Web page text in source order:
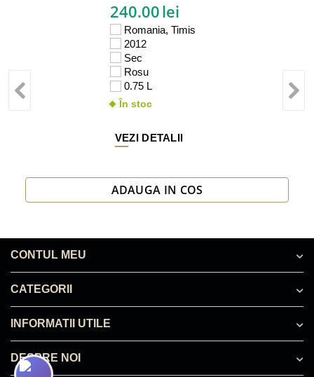
240.00lei
Romania, Timis
2012
Sec
Rosu
0.75 L
În stoc
VEZI DETALII
ADAUGA IN COS
CONTUL MEU
CATEGORII
INFORMATII UTILE
DESPRE NOI